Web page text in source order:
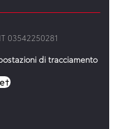
03542250281
di tracciamento